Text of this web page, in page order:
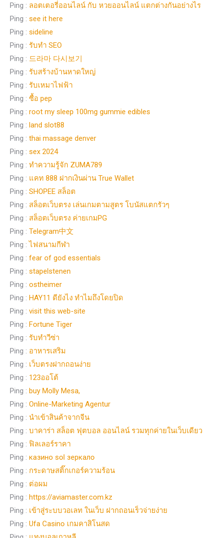
Ping : ลอตเตอรี่ออนไลน์ กับ หวยออนไลน์ แตกต่างกันอย่างไร
Ping : see it here
Ping : sideline
Ping : รับทำ SEO
Ping : 드라마 다시보기
Ping : รับสร้างบ้านหาดใหญ่
Ping : รับเหมาไฟฟ้า
Ping : ซื้อ pep
Ping : root my sleep 100mg gummie edibles
Ping : land slot88
Ping : thai massage denver
Ping : sex 2024
Ping : ทำความรู้จัก ZUMA789
Ping : แคท 888 ฝากเงินผ่าน True Wallet
Ping : SHOPEE สล็อต
Ping : สล็อตเว็บตรง เล่นเกมตามสูตร โบนัสแตกรัวๆ
Ping : สล็อตเว็บตรง ค่ายเกมPG
Ping : Telegram中文
Ping : ไฟสนามกีฬา
Ping : fear of god essentials
Ping : stapelstenen
Ping : ostheimer
Ping : HAY11 ดียังไง ทำไมถึงโดยปิด
Ping : visit this web-site
Ping : Fortune Tiger
Ping : รับทำวีซ่า
Ping : อาหารเสริม
Ping : เว็บตรงฝากถอนง่าย
Ping : 123ออโต้
Ping : buy Molly Mesa,
Ping : Online-Marketing Agentur
Ping : นำเข้าสินค้าจากจีน
Ping : บาคาร่า สล็อต ฟุตบอล ออนไลน์ รวมทุกค่ายในเว็บเดียว
Ping : ฟิลเลอร์ราคา
Ping : казино sol зеркало
Ping : กระดาษสติ๊กเกอร์ความร้อน
Ping : ต่อผม
Ping : https://aviamaster.com.kz
Ping : เข้าสู่ระบบวอเลท ในเว็บ ฝากถอนเร็วจ่ายง่าย
Ping : Ufa Casino เกมคาสิโนสด